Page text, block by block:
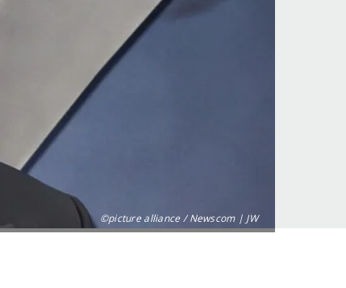
©picture alliance / Newscom | JW